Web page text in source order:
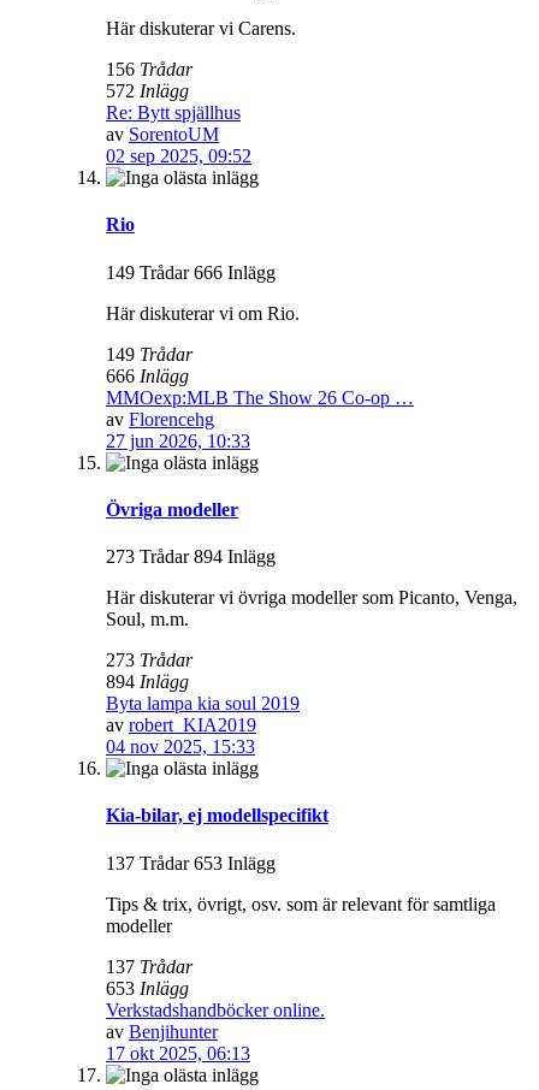
Här diskuterar vi Carens.
156 Trådar
572 Inlägg
Re: Bytt spjällhus
av SorentoUM
02 sep 2025, 09:52
Rio
149 Trådar 666 Inlägg
Här diskuterar vi om Rio.
149 Trådar
666 Inlägg
MMOexp:MLB The Show 26 Co-op …
av Florencehg
27 jun 2026, 10:33
Övriga modeller
273 Trådar 894 Inlägg
Här diskuterar vi övriga modeller som Picanto, Venga,
Soul, m.m.
273 Trådar
894 Inlägg
Byta lampa kia soul 2019
av robert_KIA2019
04 nov 2025, 15:33
Kia-bilar, ej modellspecifikt
137 Trådar 653 Inlägg
Tips & trix, övrigt, osv. som är relevant för samtliga
modeller
137 Trådar
653 Inlägg
Verkstadshandböcker online.
av Benjihunter
17 okt 2025, 06:13